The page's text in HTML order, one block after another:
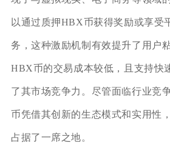
以通过质押HBX币获得奖励或享受
务，这种激励机制有效提升了用户
HBX币的交易成本较低，且支持快
了其市场竞争力。尽管面临行业竞
币凭借其创新的生态模式和实用性
占据了一席之地。